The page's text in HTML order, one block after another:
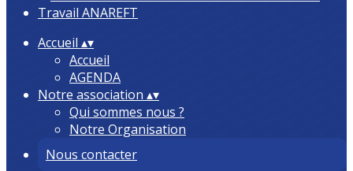
Accueil ▴▾
Accueil
AGENDA
Notre association ▴▾
Qui sommes nous ?
Notre Organisation
Nous contacter